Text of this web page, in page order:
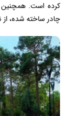
کرده است. همچنین
چادر ساخته شده،